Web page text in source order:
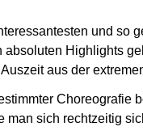
und so
absoluten Highlights
aus der
Choreografie
man sich rechtzeitig